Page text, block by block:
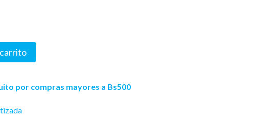
por compras mayores a Bs500